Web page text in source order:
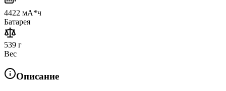
4422 мА*ч
Батарея
539 г
Вес
Описание